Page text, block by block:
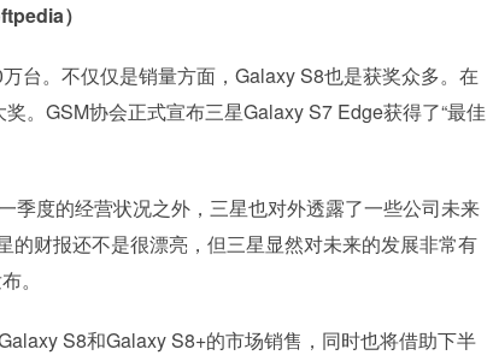
）
台。不仅仅是销量方面，Galaxy S8也是获奖众多。在
。GSM协会正式宣布三星Galaxy S7 Edge获得了“最佳
季度的经营状况之外，三星也对外透露了一些公司未来
财报还不是很漂亮，但三星显然对未来的发展非常有
。
S8和Galaxy S8+的市场销售，同时也将借助下半